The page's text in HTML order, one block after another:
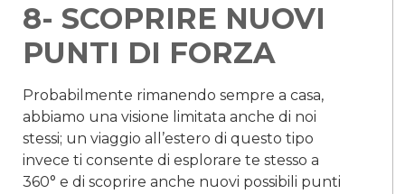
8- SCOPRIRE NUOVI
PUNTI DI FORZA
Probabilmente rimanendo sempre a casa,
abbiamo una visione limitata anche di noi
stessi; un viaggio all’estero di questo tipo
invece ti consente di esplorare te stesso a
360° e di scoprire anche nuovi possibili punti